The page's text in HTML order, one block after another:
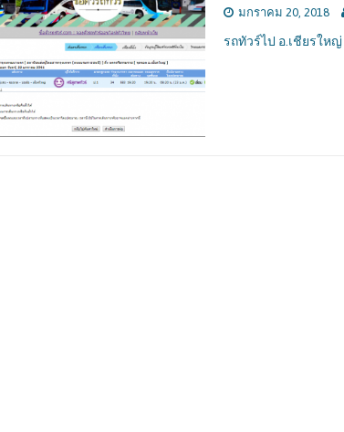
มกราคม 20, 2018
รถทัวร์ไป อ.เชียรใหญ่